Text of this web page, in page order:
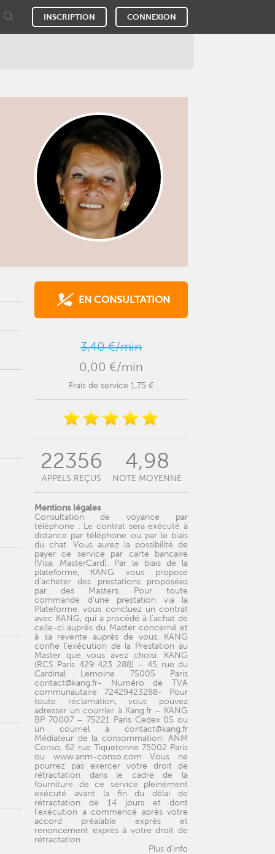
INSCRIPTION CONNEXION
EN CONSULTATION
3,40 €/min
0,00 €/min
Frais de service 1,75 €
22356
APPELS REÇUS
4,98
NOTE MOYENNE
Mentions légales
Consultation de voyance par
téléphone : Le contrat sera exécuté à
distance par téléphone ou par le biais
du chat. Vous aurez la possibilité de
payer ce service par carte bancaire
(Visa, MasterCard). Par le biais de la
plateforme, KANG vous propose
d'acheter des prestations proposées
par des Masters. Pour toute
commande d'une prestation via la
Plateforme, vous concluez un contrat
avec KANG, qui a procédé à l'achat de
celle-ci auprès du Master concerné et
à sa revente auprès de vous. KANG
confie l'exécution de la Prestation au
Master que vous avez choisi. KANG
(RCS Paris 429 423 288) – 45 rue du
Cardinal Lemoine 75005 Paris
contact@kang.fr- Numéro de TVA
communautaire 72429423288- Pour
toute réclamation, vous pouvez
adresser un courrier à Kang.fr – KANG
BP 70007 – 75221 Paris Cedex 05 ou
un courriel à contact@kang.fr
Médiateur de la consommation: ANM
Conso, 62 rue Tiquetonne 75002 Paris
ou www.anm-conso.com Vous ne
pourrez pas exercer votre droit de
rétractation dans le cadre de la
fourniture de ce service pleinement
exécuté avant la fin du délai de
rétractation de 14 jours et dont
l’exécution a commencé après votre
accord préalable exprès et
renoncement exprès à votre droit de
rétractation.
Plus d'info